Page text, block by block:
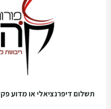
תשלום דיפרנציאלי או מדוע